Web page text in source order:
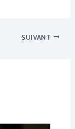
SUIVANT